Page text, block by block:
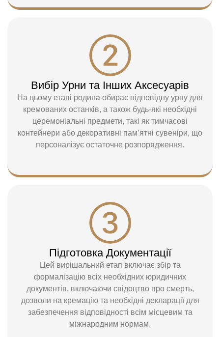
Вибір Урни та Інших Аксесуарів
На цьому етапі родина обирає відповідну урну для
кремованих останків, а також будь-які необхідні
церемоніальні предмети, такі як тимчасові
контейнери або декоративні пам’ятні сувеніри, що
персоналізує остаточне розпорядження.
Підготовка Документації
Цей вирішальний етап включає збір та
формалізацію всіх необхідних юридичних
документів, включаючи свідоцтво про смерть,
дозволи на кремацію та необхідні декларації для
забезпечення відповідності всім місцевим та
міжнародним нормам.